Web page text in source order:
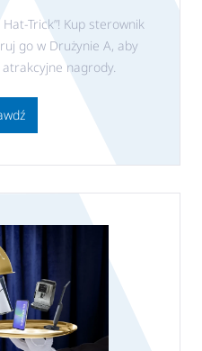
Hat-Trick”! Kup sterownik
go w Drużynie A, aby
nagrody.